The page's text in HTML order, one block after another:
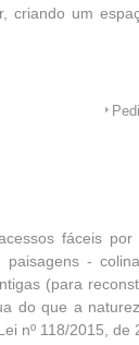
criando um
fáceis por
-
(para
do que a
nº 118/2015, de